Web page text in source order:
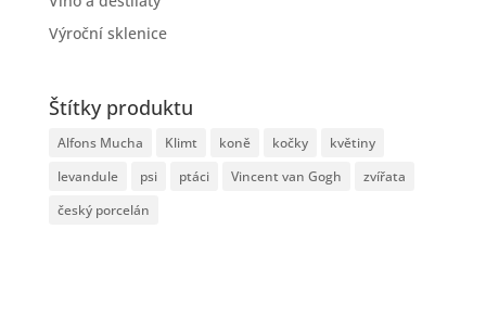
Výroční sklenice
Štítky produktu
Alfons Mucha Klimt koně kočky
květiny
levandule
psi ptáci Vincent van Gogh
zvířata
český porcelán